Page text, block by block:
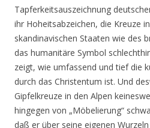
Tapferkeitsauszeichnung
ihr Hoheitsabzeichen, die Kreuze
skandinavischen Staaten wie des
das humanitäre Symbol
zeigt, wie umfassend und tief die
durch das Christentum ist. Und
Gipfelkreuze in den Alpen
hingegen von „Möbelierung“
daß er über seine eigenen